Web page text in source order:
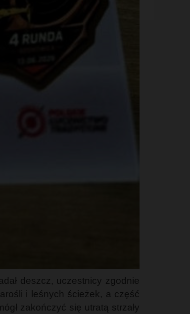
deszcz, uczestnicy zgodnie
i leśnych ścieżek, a część
zakończyć się utratą strzały